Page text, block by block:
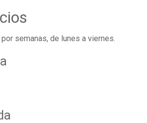
semanas, de lunes a viernes.